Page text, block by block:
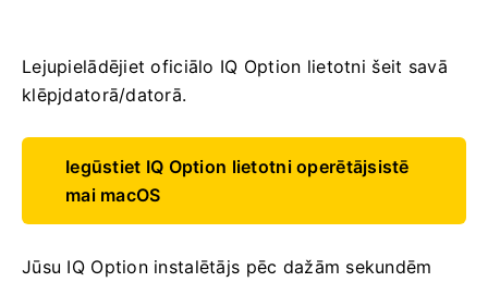
Lejupielādējiet oficiālo IQ Option lietotni šeit savā
klēpjdatorā/datorā.
Iegūstiet IQ Option lietotni operētājsistē
mai macOS
Jūsu IQ Option instalētājs pēc dažām sekundēm